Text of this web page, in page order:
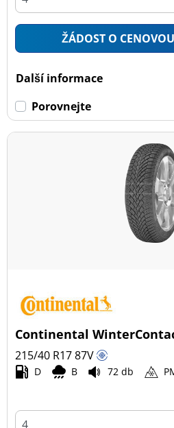
ŽÁDOST O
Další informace
Porovnejte
Continental
215/40 R1787V
D B 72 db